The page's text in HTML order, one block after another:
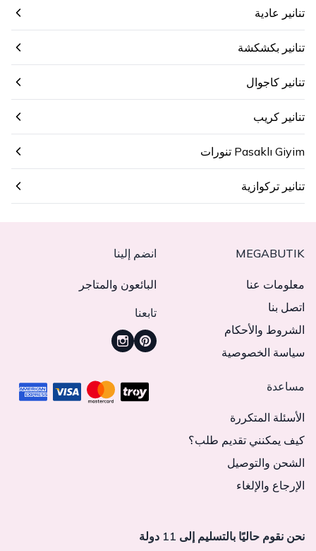
تنانير عادية
تنانير بكشكشة
تنانير كاجوال
تنانير كريب
Pasaklı Giyim تنورات
تنانير تركوازية
MEGABUTIK
معلومات عنا
اتصل بنا
الشروط والأحكام
سياسة الخصوصية
انضم إلينا
البائعون والمتاجر
تابعنا
مساعدة
الأسئلة المتكررة
كيف يمكنني تقديم طلب؟
الشحن والتوصيل
الإرجاع والإلغاء
نحن نقوم حاليًا بالتسليم إلى 11 دولة